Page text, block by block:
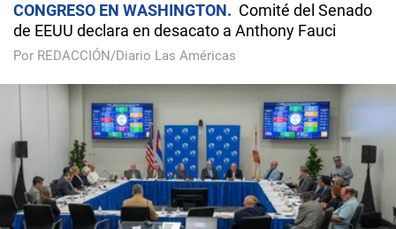
CONGRESO EN WASHINGTON
Comité del Senado
de EEUU declara en desacato a Anthony Fauci
Por REDACCIÓN/Diario Las Américas